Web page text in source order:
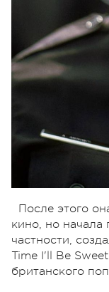
После этого
кино, но начала
частности,
Time I'll Be
британского